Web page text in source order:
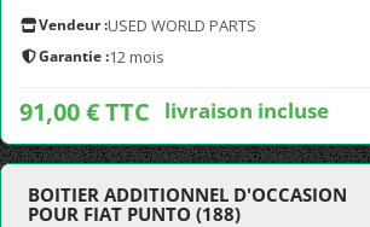
Vendeur :USED WORLD PARTS
Garantie :12 mois
91,00 € TTC livraison incluse
BOITIER ADDITIONNEL D'OCCASION
POUR FIAT PUNTO (188)